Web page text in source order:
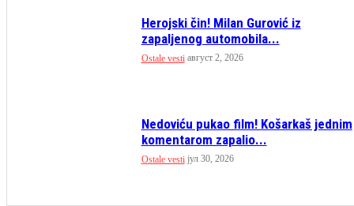
Herojski čin! Milan Gurović iz
zapaljenog automobila...
Ostale vesti август 2, 2026
Nedoviću pukao film! Košarkaš jednim
komentarom zapalio...
Ostale vesti јул 30, 2026